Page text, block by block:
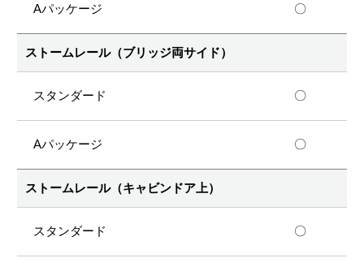
〇
ストームレール（ブリッジ両サイド）
〇
〇
ストームレール（キャビンドア上）
〇